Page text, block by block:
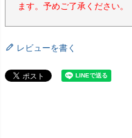
ます。予めご了承ください。
レビューを書く